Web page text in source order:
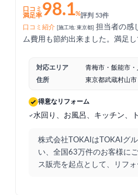
口コミ
満足率98.1%評判 53件
口コミ紹介 [施工地: 東京都] 担当者の感
ム費用も節約出来ました。満足し
対応エリア
青梅市・飯能市
住所
東京都武蔵村山市
得意なリフォーム
水回り、お風呂、キッチン、
株式会社TOKAIはTOKAIグ
い、全国63万件のお客様に
ス販売を起点として、リフ